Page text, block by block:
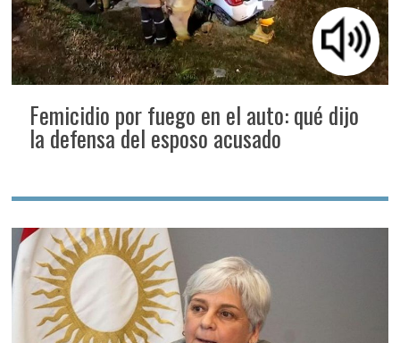
Femicidio por fuego en el auto: qué dijo
la defensa del esposo acusado